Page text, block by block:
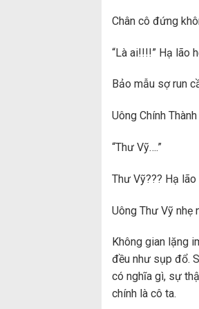
Chân cô đứng
“Là ai!!!!” Hạ lão
Bảo mẫu sợ run
Uông Chính
“Thư Vỹ….”
Thư Vỹ??? Hạ
Uông Thư Vỹ nhẹ
Không gian lặng
đều như sụp đổ.
có nghĩa gì, sự
chính là cô ta.